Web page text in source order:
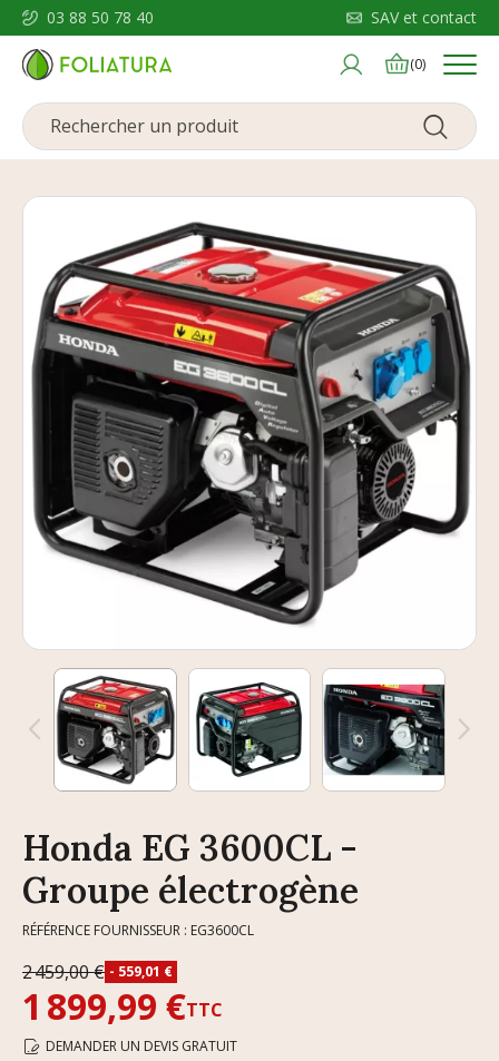
03 88 50 78 40 SAV et contact
(0) Menu
Honda EG 3600CL -
Groupe électrogène
RÉFÉRENCE FOURNISSEUR : EG3600CL
2 459,00 € - 559,01 €
1 899,99 €TTC
DEMANDER UN DEVIS GRATUIT